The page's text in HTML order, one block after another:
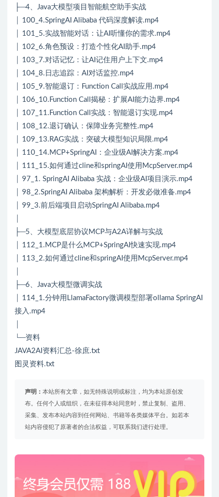
├─4、Java大模型项目智能航空助手实战
│ 100_4.SpringAI Alibaba 代码深度解读.mp4
│ 101_5.实战智能对话：让AI听懂你的需求.mp4
│ 102_6.角色预设：打造个性化AI助手.mp4
│ 103_7.对话记忆：让AI记住用户上下文.mp4
│ 104_8.日志追踪：AI对话监控.mp4
│ 105_9.智能退订：Function Call实战应用.mp4
│ 106_10.Function Call揭秘：扩展AI能力边界.mp4
│ 107_11.Function Call实战：智能退订实现.mp4
│ 108_12.退订确认：保障业务完整性.mp4
│ 109_13.RAG实战：突破大模型知识局限.mp4
│ 110_14.MCP+SpringAI：企业级AI解决方案.mp4
│ 111_15.如何通过cline和springAI使用McpServer.mp4
│ 97_1. SpringAI Alibaba 实战：企业级AI项目演示.mp4
│ 98_2.SpringAI Alibaba 架构解析：开发必做准备.mp4
│ 99_3.前后端项目启动SpringAI Alibaba.mp4
├─5、大模型底层协议MCP与A2A详解与实战
│ 112_1.MCP是什么MCP+SpringAI快速实现.mp4
│ 113_2.如何通过cline和springAI使用McpServer.mp4
├─6、Java大模型微调实战
│ 114_1.分钟用LlamaFactory微调模型部署ollama SpringAI
接入.mp4
└─资料
JAVA2AI资料汇总-徐庶.txt
图灵资料.txt
声明： 本站所有文章，如无特殊说明或标注，均为本站原创发
布。任何个人或组织，在未征得本站同意时，禁止复制、盗用、
采集、发布本站内容到任何网站、书籍等各类媒体平台。如若本
站内容侵犯了原著者的合法权益，可联系我们进行处理。